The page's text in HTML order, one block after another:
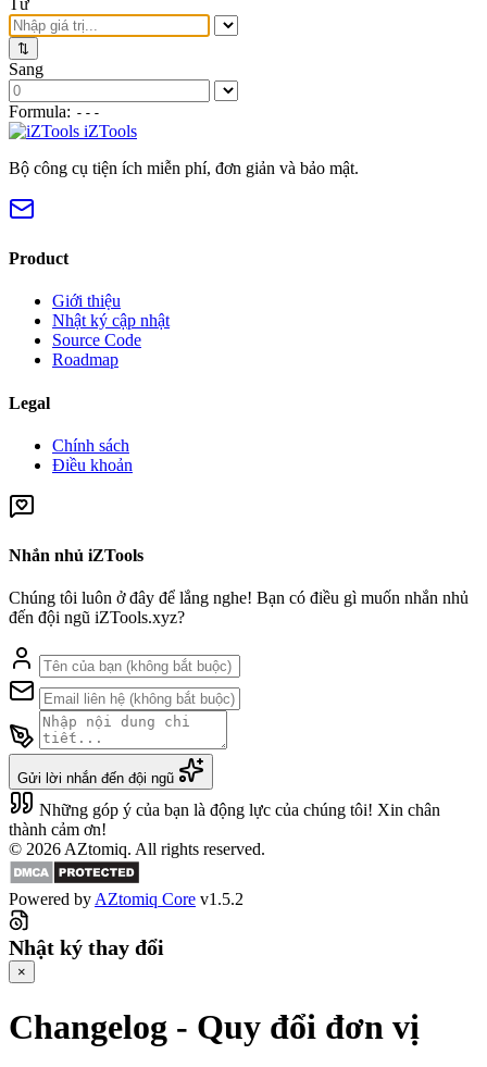
⇅
Sang
Formula: ---
iZTools
Bộ công cụ tiện ích miễn phí, đơn giản và bảo mật.
Product
Giới thiệu
Nhật ký cập nhật
Source Code
Roadmap
Legal
Chính sách
Điều khoản
Nhắn nhủ iZTools
Chúng tôi luôn ở đây để lắng nghe! Bạn có điều gì muốn nhắn nhủ
đến đội ngũ iZTools.xyz?
Gửi lời nhắn đến đội ngũ
Những góp ý của bạn là động lực của chúng tôi! Xin chân
thành cảm ơn!
© 2026 AZtomiq. All rights reserved.
Powered byAZtomiq Core v1.5.2
Nhật ký thay đổi
×
Changelog - Quy đổi đơn vị